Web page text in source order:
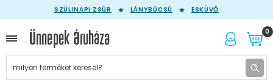
SZÜLINAPI ZSÚR LÁNYBÚCSÚ ESKÜVŐ
0